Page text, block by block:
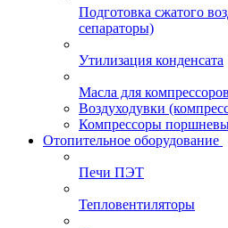
Подготовка сжатого
сепараторы)
Утилизация конденсата
Масла для
Воздуходувки
Компрессоры
Отопительное оборудование
Печи ПЭТ
Тепловентиляторы